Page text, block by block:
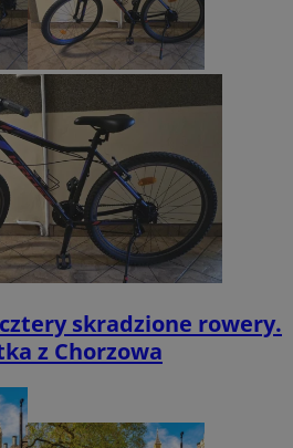
skradzione rowery.
z Chorzowa